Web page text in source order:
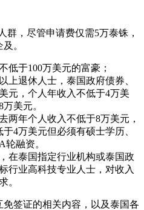
群，尽管申请费仅需5万泰铢，
。
低于100万美元的富豪；
上退休人士，泰国政府债券、
元，个人年收入不低于4万美
美元。
两年个人收入不低于8万美元，
4万美元但必须有硕士学历、
融资。
在泰国指定行业机构或泰国政
行业高科技专业人士，对收入
。
签证的相关内容，以及泰国各